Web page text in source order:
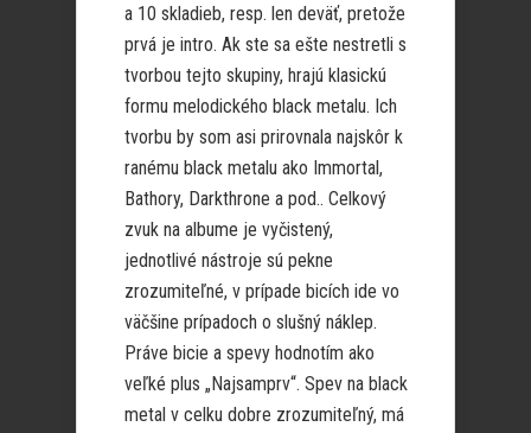
a 10 skladieb, resp. len deväť, pretože
prvá je intro. Ak ste sa ešte nestretli s
tvorbou tejto skupiny, hrajú klasickú
formu melodického black metalu. Ich
tvorbu by som asi prirovnala najskôr k
ranému black metalu ako Immortal,
Bathory, Darkthrone a pod.. Celkový
zvuk na albume je vyčistený,
jednotlivé nástroje sú pekne
zrozumiteľné, v prípade bicích ide vo
väčšine prípadoch o slušný náklep.
Práve bicie a spevy hodnotím ako
veľké plus „Najsamprv“. Spev na black
metal v celku dobre zrozumiteľný, má